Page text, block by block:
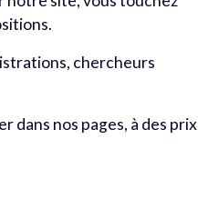
chercheurs
dans nos pages, à des prix